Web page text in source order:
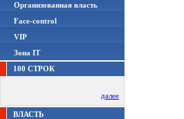
Организованная власть
Face-control
VIP
Зона IT
100 СТРОК
далее
ВЛАСТЬ